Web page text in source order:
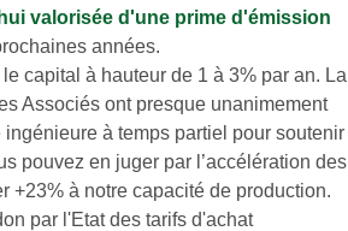
valorisée d'une prime d'émission
années.
capital à hauteur de 1 à 3% par an. La
Associés ont presque unanimement
à temps partiel pour soutenir
pouvez en juger par l’accélération des
+23% à notre capacité de production.
par l'Etat des tarifs d'achat